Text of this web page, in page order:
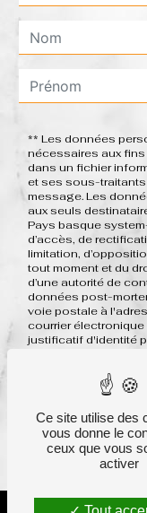
** Les données
nécessaires aux
dans un fichier
et ses sous-
message. Les
aux seuls
Pays basque
d’accès, de
limitation,
tout moment et du
d’une autorité de
données post-
voie postale à
courrier
justificatif d'identité
conservons vos
contact puis
probatoires et de
de vous inscrire
téléphonique,
Consultez le site
droits.
Ce site utilise des
vous donne le
ceux que vous
activer